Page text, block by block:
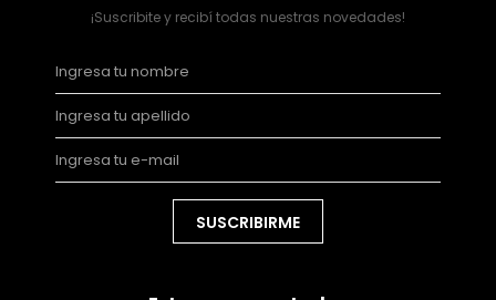
¡Suscribite y recibí todas nuestras novedades!
SUSCRIBIRME